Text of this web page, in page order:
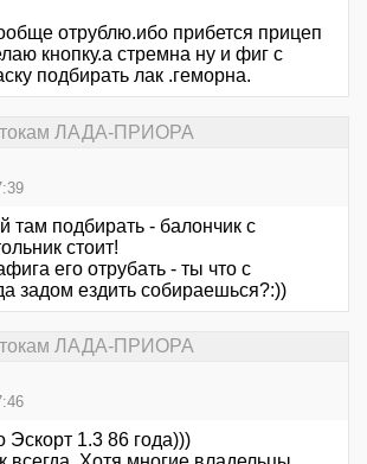
отрублю.ибо прибется прицеп
кнопку.а стремна ну и фиг с
подбирать лак .геморна.
ЛАДА-ПРИОРА
там подбирать - балончик с
стоит!
его отрубать - ты что с
задом ездить собираешься?:))
ЛАДА-ПРИОРА
Эскорт 1.3 86 года)))